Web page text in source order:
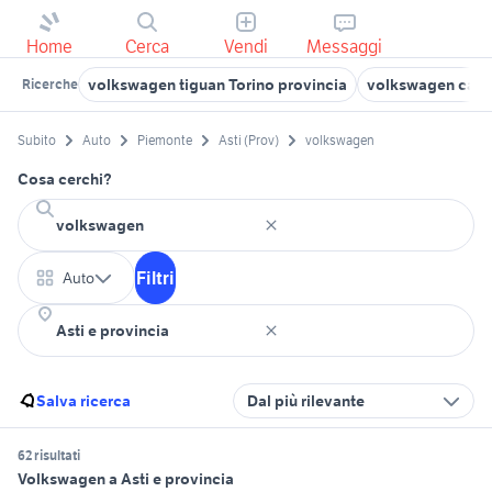
Home Cerca Vendi Messaggi
Ricerche volkswagen tiguan Torino provincia volkswagen
Subito Auto Piemonte Asti (Prov) volkswagen
Cosa cerchi?
Auto Filtri
Salva ricerca Dal più rilevante
62 risultati
Volkswagen a Asti e provincia